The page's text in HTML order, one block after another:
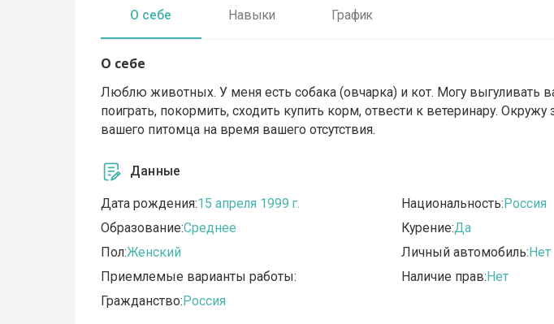
О себе Навыки График
О себе
Люблю животных. У меня есть собака (овчарка) и кот. Могу выгуливать
поиграть, покормить, сходить купить корм, отвести к ветеринару. Окружу
вашего питомца на время вашего отсутствия.
Данные
Дата рождения:15 апреля 1999 г.
Образование:Среднее
Пол:Женский
Приемлемые варианты работы:
Гражданство:Россия
Национальность:Россия
Курение:Да
Личный автомобиль:Нет
Наличие прав:Нет